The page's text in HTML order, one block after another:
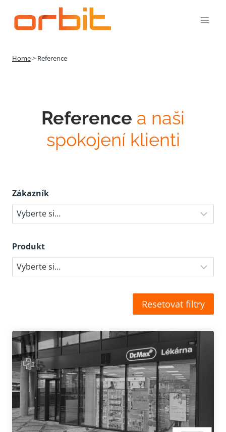
obsah
Home> Reference
Reference a naši
spokojení klienti
Zákazník
Produkt
Resetovat filtry